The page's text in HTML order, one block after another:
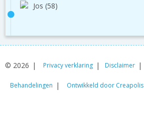
Jos (58)
© 2026 Privacy verklaring Disclaimer
Behandelingen Ontwikkeld door Creapolis